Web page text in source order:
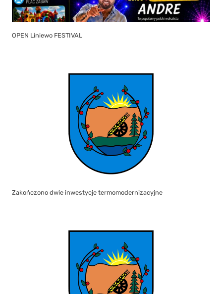
OPEN Liniewo FESTIVAL
Zakończono dwie inwestycje termomodernizacyjne